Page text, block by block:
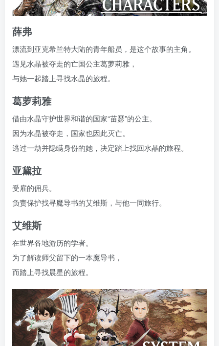
薛弗
漂流到亚克希兰特大陆的青年船员，是这个故事的主角。
遇见水晶被夺走的亡国公主葛萝莉雅，
与她一起踏上寻找水晶的旅程。
葛萝莉雅
借由水晶守护世界和谐的国家“苗瑟”的公主。
因为水晶被夺走，国家也因此灭亡。
逃过一劫并隐瞒身份的她，决定踏上找回水晶的旅程。
亚黛拉
受雇的佣兵。
负责保护找寻魔导书的艾维斯，与他一同旅行。
艾维斯
在世界各地游历的学者。
为了解读师父留下的一本魔导书，
而踏上寻找晨星的旅程。